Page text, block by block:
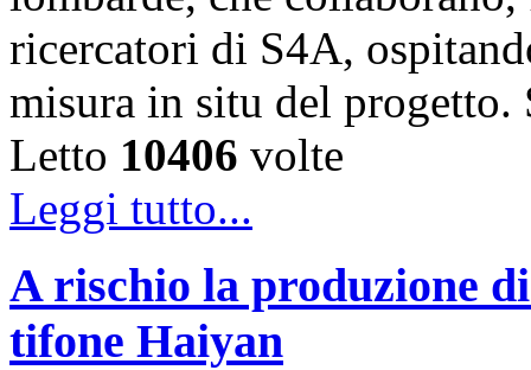
ricercatori di S4A,
misura in situ del
Letto 10406 volte
Leggi tutto...
A rischio la produzione
tifone Haiyan